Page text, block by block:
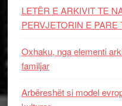
LETËR E ARKIVIT TE
PERVJETORIN E
Oxhaku, nga elementi
familjar
Arbëreshët si model